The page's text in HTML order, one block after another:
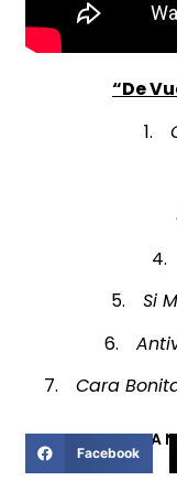
“De
1.
4.
5. Si
6.
7. Cara
COMPARTIR ESTA
Facebook